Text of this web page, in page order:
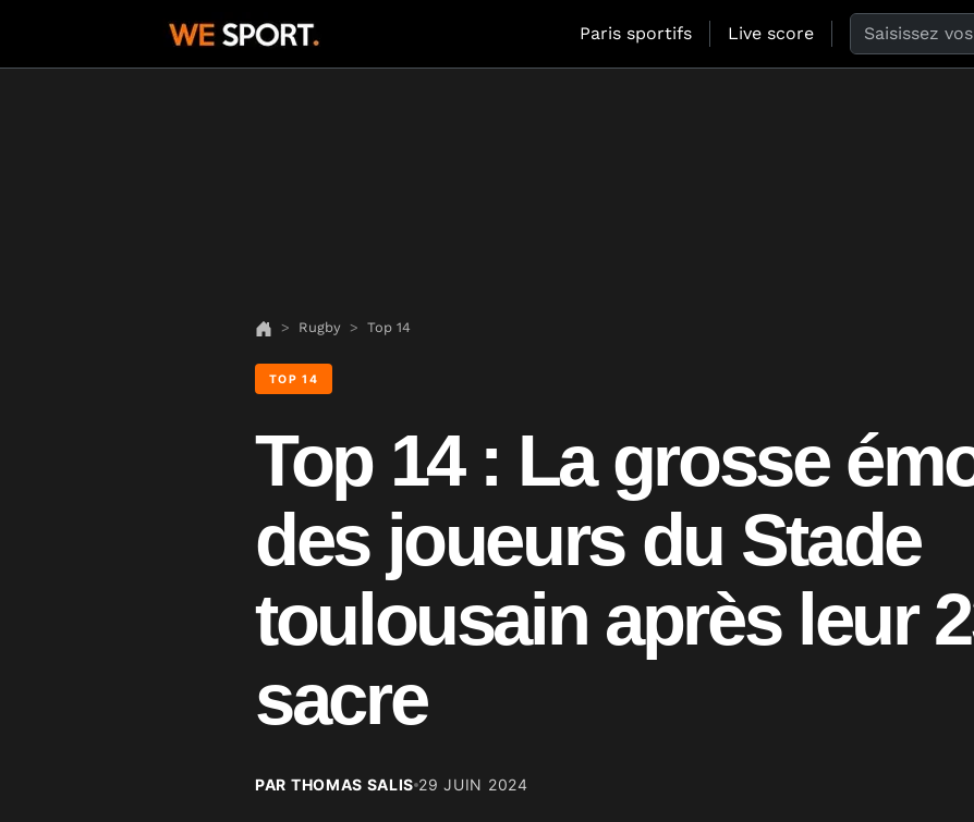
Paris sportifs Live score Search the
Rugby Top 14
TOP 14
Top 14 : La grosse
des joueurs du Stade
toulousain après leur
sacre
PAR THOMAS SALIS 29 JUIN 2024